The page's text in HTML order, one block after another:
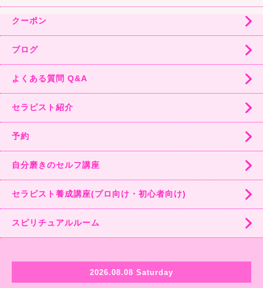
クーポン
ブログ
よくある質問 Q&A
セラピスト紹介
予約
自分磨きのセルフ講座
セラピスト養成講座(プロ向け・初心者向け)
スピリチュアルルーム
2026.08.08 Saturday